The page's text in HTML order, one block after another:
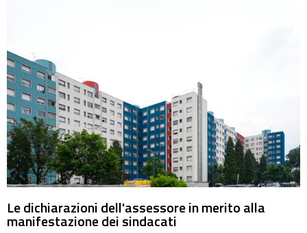
Le dichiarazioni dell'assessore in merito alla
manifestazione dei sindacati